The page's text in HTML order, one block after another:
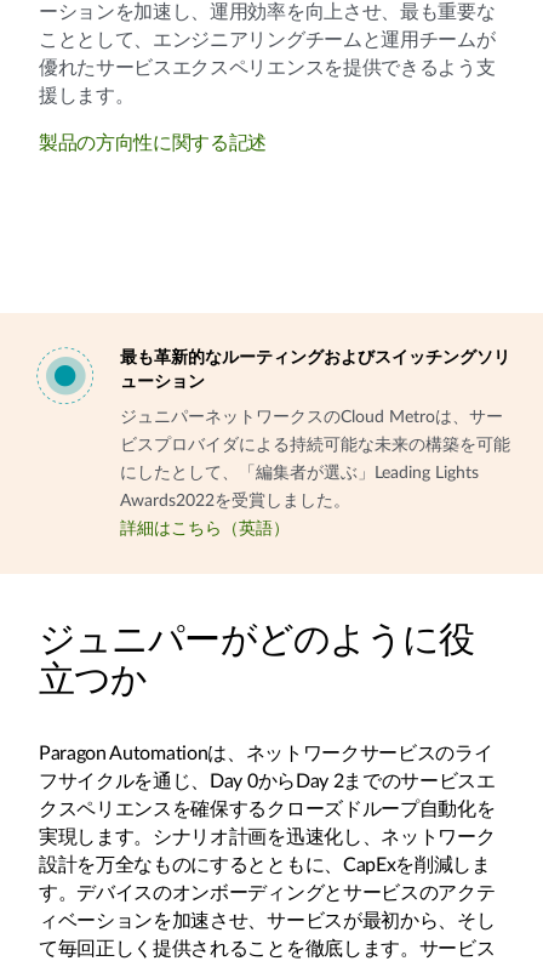
ーションを加速し、運用効率を向上させ、最も重要な
こととして、エンジニアリングチームと運用チームが
優れたサービスエクスペリエンスを提供できるよう支
援します。
製品の方向性に関する記述
最も革新的なルーティングおよびスイッチングソリ
ューション
ジュニパーネットワークスのCloud Metroは、サー
ビスプロバイダによる持続可能な未来の構築を可能
にしたとして、「編集者が選ぶ」Leading Lights
Awards2022を受賞しました。
詳細はこちら（英語）
ジュニパーがどのように役
立つか
Paragon Automationは、ネットワークサービスのライ
フサイクルを通じ、Day 0からDay 2までのサービスエ
クスペリエンスを確保するクローズドループ自動化を
実現します。シナリオ計画を迅速化し、ネットワーク
設計を万全なものにするとともに、CapExを削減しま
す。デバイスのオンボーディングとサービスのアクテ
ィベーションを加速させ、サービスが最初から、そし
て毎回正しく提供されることを徹底します。サービス